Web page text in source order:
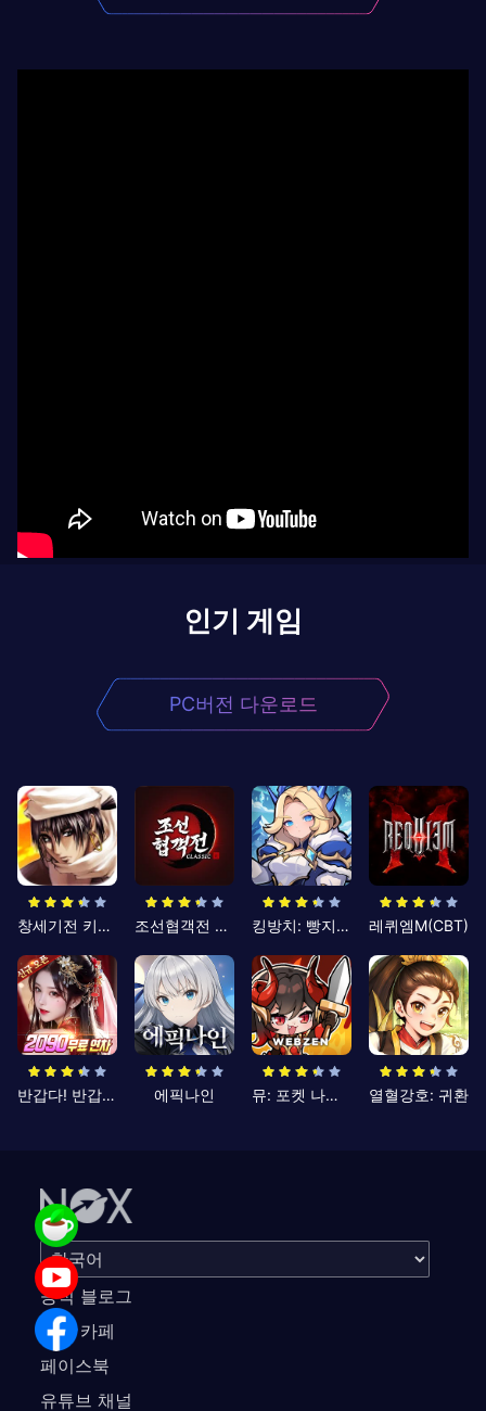
인기 게임
PC버전 다운로드
창세기전 키우기 조선협객전 클래식 킹방치: 빵지의 제왕 레퀴엠M(CBT)
반갑다! 반갑삼국지 에픽나인 뮤: 포켓 나이츠 열혈강호: 귀환
공식 블로그
공식 카페
페이스북
유튜브 채널